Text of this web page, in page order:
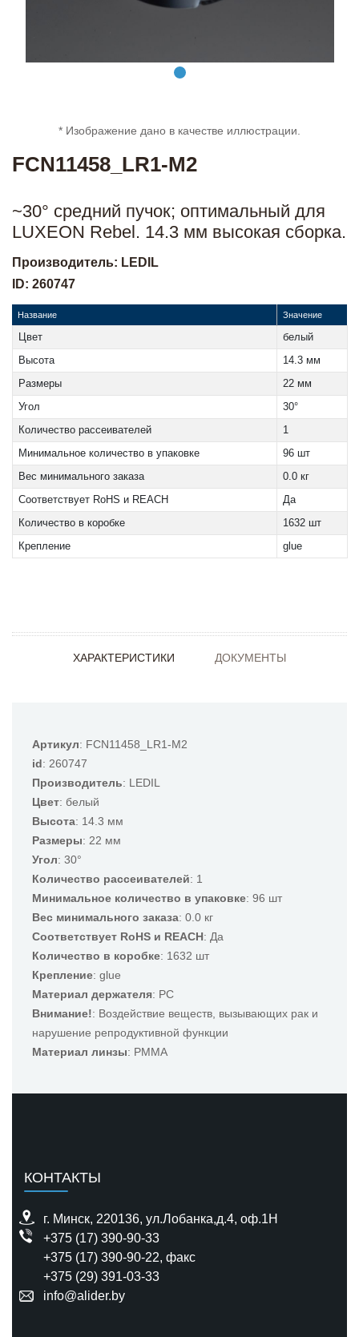
* Изображение дано в качестве иллюстрации.
FCN11458_LR1-M2
~30° средний пучок; оптимальный для
LUXEON Rebel. 14.3 мм высокая сборка.
Производитель: LEDIL
ID: 260747
Название Значение
Цвет
белый
Высота
14.3 мм
Размеры
22 мм
Угол
30°
Количество рассеивателей
1
Минимальное количество в упаковке
96 шт
Вес минимального заказа
0.0 кг
Соответствует RoHS и REACH
Да
Количество в коробке
1632 шт
Крепление
glue
ХАРАКТЕРИСТИКИ ДОКУМЕНТЫ
Артикул: FCN11458_LR1-M2
id: 260747
Производитель: LEDIL
Цвет: белый
Высота: 14.3 мм
Размеры: 22 мм
Угол: 30°
Количество рассеивателей: 1
Минимальное количество в упаковке: 96 шт
Вес минимального заказа: 0.0 кг
Соответствует RoHS и REACH: Да
Количество в коробке: 1632 шт
Крепление: glue
Материал держателя: PC
Внимание!: Воздействие веществ, вызывающих рак и
нарушение репродуктивной функции
Материал линзы: PMMA
КОНТАКТЫ
г. Минск, 220136, ул.Лобанка,д.4, оф.1H
+375 (17) 390-90-33
+375 (17) 390-90-22, факс
+375 (29) 391-03-33
info@alider.by